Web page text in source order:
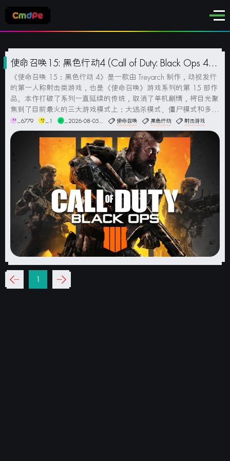
使命召唤15: 黑色行动4 (Call of Duty: Black Ops 4)
简体中文版
《使命召唤 15：黑色行动 4》是一款由 Treyarch 制作，动视发行
的第一人称射击类游戏，也是《使命召唤》游戏系列的第 15 部作
品。本作打破了系列一直延续的传统，取消了单机剧情，将目光聚
焦到了目前最火的三大游戏模式上：大逃杀模式、僵尸模式和多人
模式。大逃杀模式名为“Black Out”，游戏地图规模为 1500 倍的核
爆镇，将加入《黑色行动》系列单机...
_6779 _1 _2026-08-05... 使命召唤 黑色行动 射击游戏
‹‹ 1 ››